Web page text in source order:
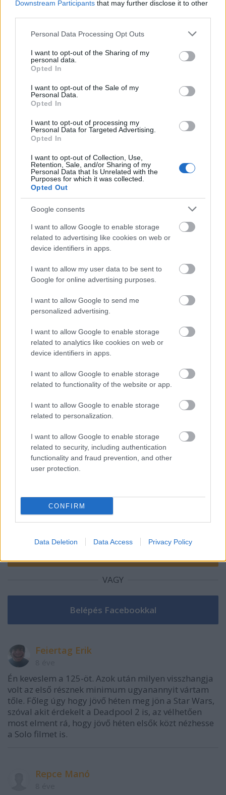
Downstream Participants that may further disclose it to other
Please note that this website/app uses one or more Google
not limited to your visit or usage behaviour. You may click to
grant or deny consent to Google and its third-party tags to
use your data for below specified purposes in below Google
consent section.
Personal Data Processing Opt Outs
I want to opt-out of the Sharing of my
personal data.
Opted In
I want to opt-out of the Sale of my
Personal Data.
Opted In
I want to opt-out of processing my
Personal Data for Targeted Advertising.
Opted In
I want to opt-out of Collection, Use,
Retention, Sale, and/or Sharing of my
Personal Data that Is Unrelated with the
Purposes for which it was collected.
Opted Out
Google consents
I want to allow Google to enable storage
related to advertising like cookies on web or
device identifiers in apps.
I want to allow my user data to be sent to
Google for online advertising purposes.
I want to allow Google to send me
personalized advertising.
I want to allow Google to enable storage
related to analytics like cookies on web or
device identifiers in apps.
I want to allow Google to enable storage
related to functionality of the website or app.
I want to allow Google to enable storage
related to personalization.
I want to allow Google to enable storage
related to security, including authentication
functionality and fraud prevention, and other
user protection.
CONFIRM
Data Deletion Data Access Privacy Policy
9 Túl szexi lány
$3.7m
10Rampage - Tombolás
$3.4m
RBG $1.2m
ryan reynolds children movie deadpool 2 book club global
show dogs
Ajánlott bejegyzések:
magyar box office: no para
magyar box office: játékháború
magyar box office: a szörnyek koldusa
usa box office: szörnyek mamija
Szólj hozzá!
A hozzászóláshoz be kell lépned!
VAGY
Feiertag Erik
Én keveslem a 125-öt. Azok után milyen visszhangja
volt az első résznek minimum ugyanannyit vártam
tőle. Főleg úgy hogy jövő héten meg jön a Star Wars,
szóval akit érdekelt a Deadpool 2 is, az vélhetően
most elment rá, hogy jövő héten elsők közt nézhesse
a Solo filmet is.
Repce Manó